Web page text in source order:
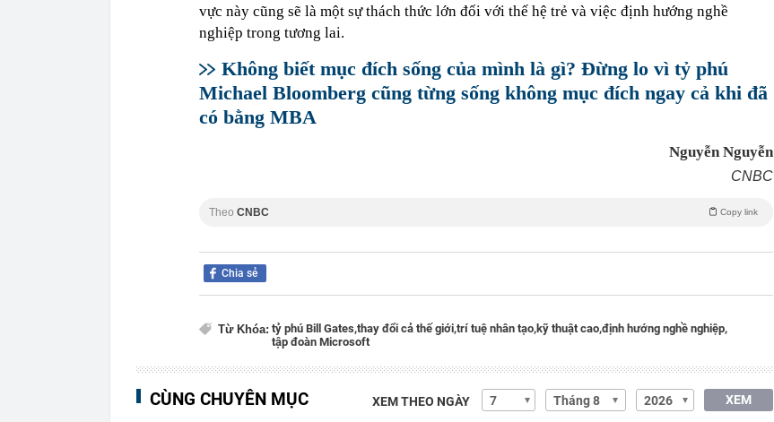
vực này cũng sẽ là một sự thách thức lớn đối với thế hệ trẻ và việc định hướng nghề
nghiệp trong tương lai.
Không biết mục đích sống của mình là gì? Đừng lo vì tỷ phú
Michael Bloomberg cũng từng sống không mục đích ngay cả khi đã
có bằng MBA
Nguyễn Nguyễn
CNBC
Theo CNBC Copy link
Chia sẻ
Từ Khóa: tỷ phú Bill Gates,thay đổi cả thế giới,trí tuệ nhân tạo,kỹ thuật cao,định hướng nghề nghiệp,
tập đoàn Microsoft
CÙNG CHUYÊN MỤC XEM THEO NGÀY XEM